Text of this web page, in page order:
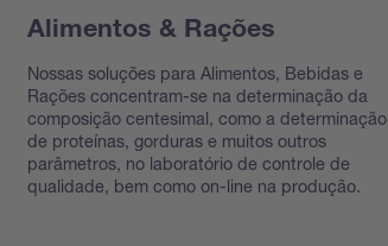
Alimentos & Rações
Nossas soluções para Alimentos, Bebidas e
Rações concentram-se na determinação da
composição centesimal, como a determinação
de proteínas, gorduras e muitos outros
parâmetros, no laboratório de controle de
qualidade, bem como on-line na produção.